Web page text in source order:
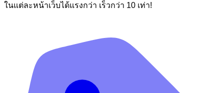
ในแต่ละหน้าเว็บได้แรงกว่า เร็วกว่า 10 เท่า!